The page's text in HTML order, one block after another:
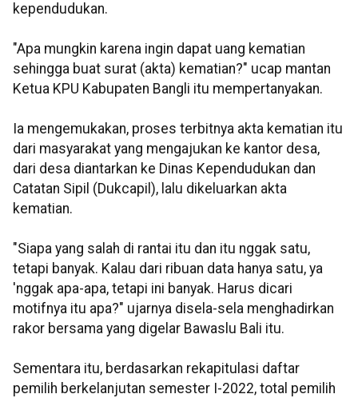
kependudukan.
"Apa mungkin karena ingin dapat uang kematian
sehingga buat surat (akta) kematian?" ucap mantan
Ketua KPU Kabupaten Bangli itu mempertanyakan.
Ia mengemukakan, proses terbitnya akta kematian itu
dari masyarakat yang mengajukan ke kantor desa,
dari desa diantarkan ke Dinas Kependudukan dan
Catatan Sipil (Dukcapil), lalu dikeluarkan akta
kematian.
"Siapa yang salah di rantai itu dan itu nggak satu,
tetapi banyak. Kalau dari ribuan data hanya satu, ya
'nggak apa-apa, tetapi ini banyak. Harus dicari
motifnya itu apa?" ujarnya disela-sela menghadirkan
rakor bersama yang digelar Bawaslu Bali itu.
Sementara itu, berdasarkan rekapitulasi daftar
pemilih berkelanjutan semester I-2022, total pemilih